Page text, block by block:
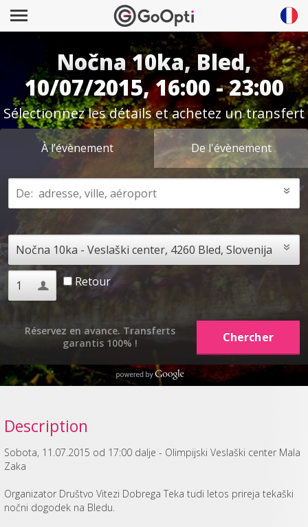
Nočna 10ka, Bled,
10/07/2015, 16:00 - 23:00
Sélectionnez les détails et achetez un transfert
À l’évènement De l'évènement
Retour
Réservez en avance. Transferts
garantis 100% !
Description
Sobota, 11.07.2015 od 17:00 dalje - Olimpijski Veslaški center Mala
Zaka
Organizator Društvo Vitezi Dobrega Teka tudi letos prireja tekaški
nočni dogodek na Bledu.